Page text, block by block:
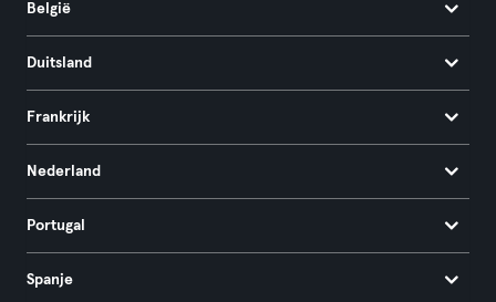
België
Duitsland
Frankrijk
Nederland
Portugal
Spanje